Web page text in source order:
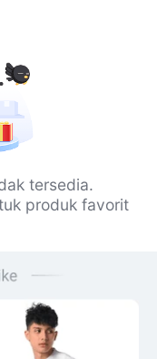
tersedia.
produk favorit